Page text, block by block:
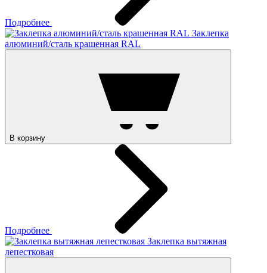
Подробнее
Заклепка
алюминий/сталь крашенная RAL
В корзину
Подробнее
Заклепка вытяжная
лепестковая